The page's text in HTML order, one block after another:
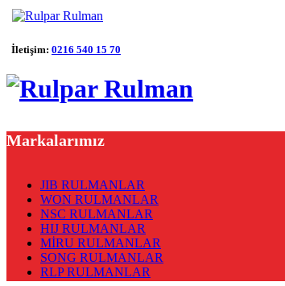
İletişim: 0216 540 15 70
Markalarımız
JIB RULMANLAR
WON RULMANLAR
NSC RULMANLAR
HIJ RULMANLAR
MİRU RULMANLAR
SONG RULMANLAR
RLP RULMANLAR